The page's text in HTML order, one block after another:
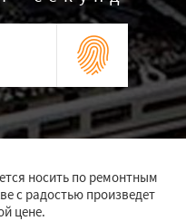
носить по ремонтным
с радостью произведет
цене.